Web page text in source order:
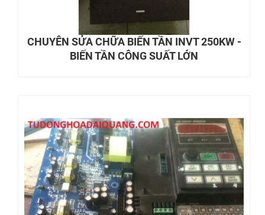
CHUYÊN SỬA CHỮA BIẾN TẦN INVT 250KW -
BIẾN TẦN CÔNG SUẤT LỚN